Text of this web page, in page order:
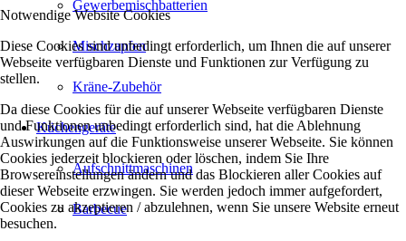
Gewerbemischbatterien
Mischzapfen
Kräne-Zubehör
Küchengeräte
Aufschnittmaschinen
Barbecue
Notwendige Website Cookies
Diese Cookies sind unbedingt erforderlich, um Ihnen die auf unserer
Webseite verfügbaren Dienste und Funktionen zur Verfügung zu
stellen.
Da diese Cookies für die auf unserer Webseite verfügbaren Dienste
und Funktionen unbedingt erforderlich sind, hat die Ablehnung
Auswirkungen auf die Funktionsweise unserer Webseite. Sie können
Cookies jederzeit blockieren oder löschen, indem Sie Ihre
Browsereinstellungen ändern und das Blockieren aller Cookies auf
dieser Webseite erzwingen. Sie werden jedoch immer aufgefordert,
Cookies zu akzeptieren / abzulehnen, wenn Sie unsere Website erneut
besuchen.